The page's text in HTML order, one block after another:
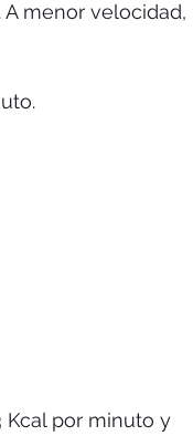
menor velocidad,
Kcal por minuto y